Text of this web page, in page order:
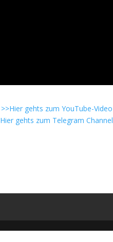
>>Hier gehts zum YouTube-Video
Hier gehts zum Telegram Channel